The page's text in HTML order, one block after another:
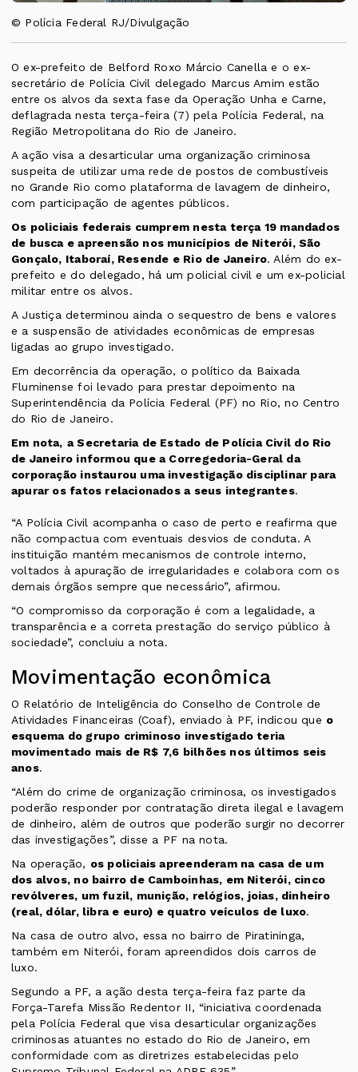
© Polícia Federal RJ/Divulgação
O ex-prefeito de Belford Roxo Márcio Canella e o ex-
secretário de Polícia Civil delegado Marcus Amim estão
entre os alvos da sexta fase da Operação Unha e Carne,
deflagrada nesta terça-feira (7) pela Polícia Federal, na
Região Metropolitana do Rio de Janeiro.
A ação visa a desarticular uma organização criminosa
suspeita de utilizar uma rede de postos de combustíveis
no Grande Rio como plataforma de lavagem de dinheiro,
com participação de agentes públicos.
Os policiais federais cumprem nesta terça 19 mandados
de busca e apreensão nos municípios de Niterói, São
Gonçalo, Itaboraí, Resende e Rio de Janeiro. Além do ex-
prefeito e do delegado, há um policial civil e um ex-policial
militar entre os alvos.
A Justiça determinou ainda o sequestro de bens e valores
e a suspensão de atividades econômicas de empresas
ligadas ao grupo investigado.
Em decorrência da operação, o político da Baixada
Fluminense foi levado para prestar depoimento na
Superintendência da Polícia Federal (PF) no Rio, no Centro
do Rio de Janeiro.
Em nota, a Secretaria de Estado de Polícia Civil do Rio
de Janeiro informou que a Corregedoria-Geral da
corporação instaurou uma investigação disciplinar para
apurar os fatos relacionados a seus integrantes.
“A Polícia Civil acompanha o caso de perto e reafirma que
não compactua com eventuais desvios de conduta. A
instituição mantém mecanismos de controle interno,
voltados à apuração de irregularidades e colabora com os
demais órgãos sempre que necessário”, afirmou.
“O compromisso da corporação é com a legalidade, a
transparência e a correta prestação do serviço público à
sociedade”, concluiu a nota.
Movimentação econômica
O Relatório de Inteligência do Conselho de Controle de
Atividades Financeiras (Coaf), enviado à PF, indicou que o
esquema do grupo criminoso investigado teria
movimentado mais de R$ 7,6 bilhões nos últimos seis
anos.
“Além do crime de organização criminosa, os investigados
poderão responder por contratação direta ilegal e lavagem
de dinheiro, além de outros que poderão surgir no decorrer
das investigações”, disse a PF na nota.
Na operação, os policiais apreenderam na casa de um
dos alvos, no bairro de Camboinhas, em Niterói, cinco
revólveres, um fuzil, munição, relógios, joias, dinheiro
(real, dólar, libra e euro) e quatro veículos de luxo.
Na casa de outro alvo, essa no bairro de Piratininga,
também em Niterói, foram apreendidos dois carros de
luxo.
Segundo a PF, a ação desta terça-feira faz parte da
Força-Tarefa Missão Redentor II, “iniciativa coordenada
pela Polícia Federal que visa desarticular organizações
criminosas atuantes no estado do Rio de Janeiro, em
conformidade com as diretrizes estabelecidas pelo